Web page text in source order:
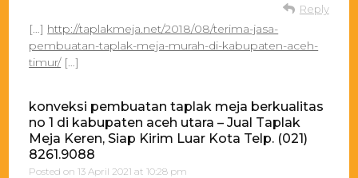
Reply
[…] http://taplakmeja.net/2018/08/terima-jasa-
pembuatan-taplak-meja-murah-di-kabupaten-aceh-
timur/[…]
konveksi pembuatan taplak meja berkualitas
no 1 di kabupaten aceh utara – Jual Taplak
Meja Keren, Siap Kirim Luar Kota Telp. (021)
8261.9088
Posted on13 April 2021 at 10:28 pm